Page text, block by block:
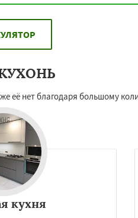
её нет благодаря большому
кухня